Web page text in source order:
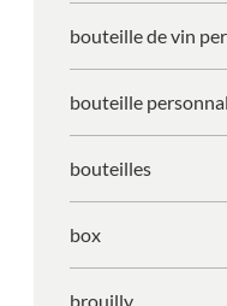
bouteille de vin
bouteille
bouteilles
box
brouilly